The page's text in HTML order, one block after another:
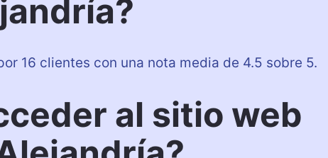
16 clientes con una nota media de 4.5 sobre 5.
al sitio web